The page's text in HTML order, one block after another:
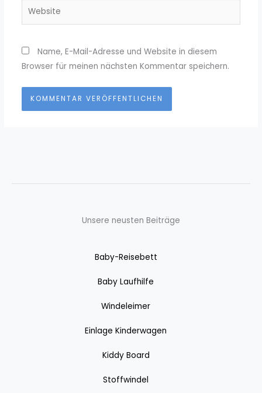
Website
Name, E-Mail-Adresse und Website in diesem
Browser für meinen nächsten Kommentar speichern.
Unsere neusten Beiträge
Baby-Reisebett
Baby Laufhilfe
Windeleimer
Einlage Kinderwagen
Kiddy Board
Stoffwindel